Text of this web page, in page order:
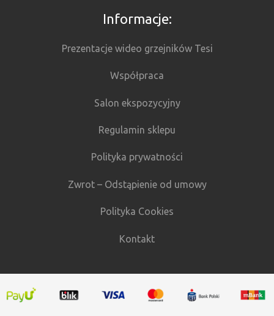
Informacje:
Prezentacje wideo grzejników Tesi
Współpraca
Salon ekspozycyjny
Regulamin sklepu
Polityka prywatności
Zwrot – Odstąpienie od umowy
Polityka Cookies
Kontakt